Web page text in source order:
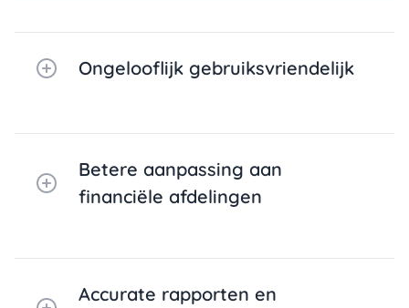
Ongelooflijk gebruiksvriendelijk
Betere aanpassing aan
financiële afdelingen
Accurate rapporten en